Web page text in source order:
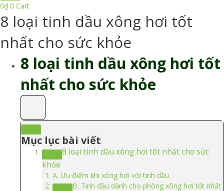
0₫ 0 Cart
8 loại tinh dầu xông hơi tốt
nhất cho sức khỏe
8 loại tinh dầu xông hơi tốt
nhất cho sức khỏe
Mục lục bài viết
8 loại tinh dầu xông hơi tốt nhất cho sức
khỏe
A. Ưu điểm khi xông hơi với tinh dầu
B. Tinh dầu dành cho phòng xông hơi tốt nhất